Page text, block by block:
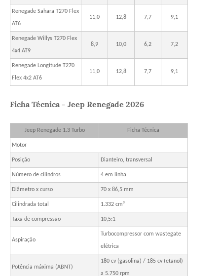
Renegade Sahara T270 Flex
AT6
11,0 12,8 7,7 9,1
Renegade Willys T270 Flex
4x4 AT9
8,9 10,0 6,2 7,2
Renegade Longitude T270
Flex 4x2 AT6
11,0 12,8 7,7 9,1
Ficha Técnica - Jeep Renegade 2026
Jeep Renegade 1.3 Turbo Ficha Técnica
Motor
Posição Dianteiro, transversal
Número de cilindros 4 em linha
Diâmetro x curso 70 x 86,5 mm
Cilindrada total 1.332 cm³
Taxa de compressão 10,5:1
Aspiração
Turbocompressor com wastegate
elétrica
Potência máxima (ABNT)
180 cv (gasolina) / 185 cv (etanol)
a 5.750 rpm